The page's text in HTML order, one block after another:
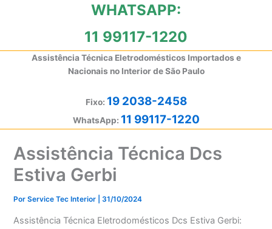
WHATSAPP:
11 99117-1220
Assistência Técnica Eletrodomésticos Importados e
Nacionais no Interior de São Paulo
Fixo: 19 2038-2458
WhatsApp: 11 99117-1220
Assistência Técnica Dcs
Estiva Gerbi
PorService Tec Interior |31/10/2024
Assistência Técnica Eletrodomésticos Dcs Estiva Gerbi: